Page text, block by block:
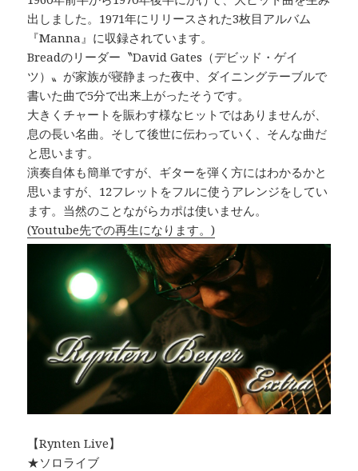
出しました。1971年にリリースされた3枚目アルバム
『Manna』に収録されています。
Breadのリーダー〝David Gates（デビッド・ゲイ
ツ）〟が家族が寝静まった夜中、ダイニングテーブルで
書いた曲で5分で出来上がったそうです。
大きくチャートを賑わす様なヒットではありませんが、
息の長い名曲。そして後世に伝わっていく、そんな曲だ
と思います。
演奏自体も簡単ですが、ギターを弾く方にはわかるかと
思いますが、12フレットをフルに使うアレンジをしてい
ます。当然のことながらカポは使いません。
(Youtube先での再生になります。)
【Rynten Live】
★ソロライブ